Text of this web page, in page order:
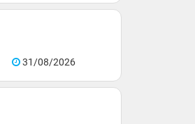
31/08/2026